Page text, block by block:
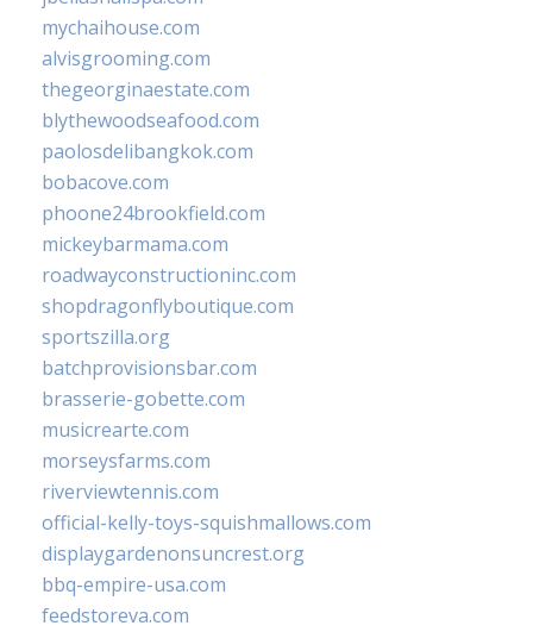
mychaihouse.com
alvisgrooming.com
thegeorginaestate.com
blythewoodseafood.com
paolosdelibangkok.com
bobacove.com
phoone24brookfield.com
mickeybarmama.com
roadwayconstructioninc.com
shopdragonflyboutique.com
sportszilla.org
batchprovisionsbar.com
brasserie-gobette.com
musicrearte.com
morseysfarms.com
riverviewtennis.com
official-kelly-toys-squishmallows.com
displaygardenonsuncrest.org
bbq-empire-usa.com
feedstoreva.com